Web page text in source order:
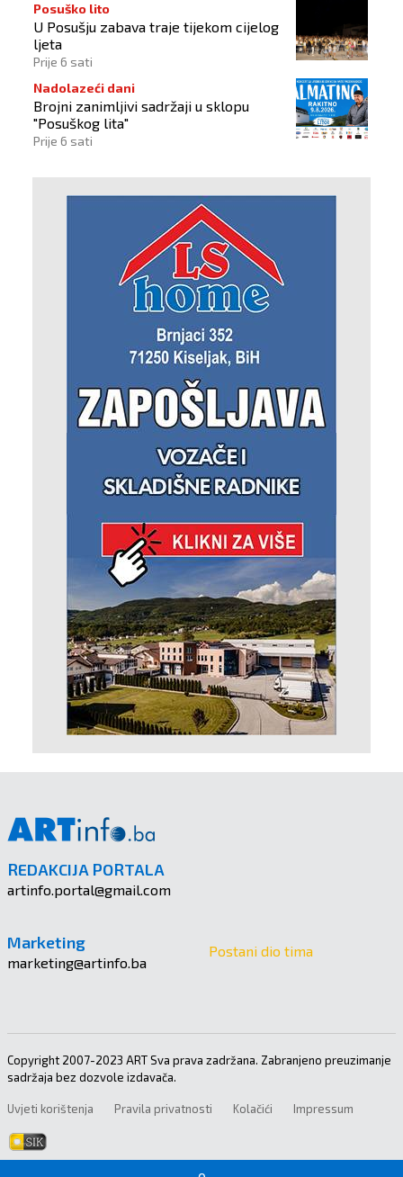
Posuško lito
U Posušju zabava traje tijekom cijelog
ljeta
Prije 6 sati
Nadolazeći dani
Brojni zanimljivi sadržaji u sklopu
"Posuškog lita"
Prije 6 sati
REDAKCIJA PORTALA
artinfo.portal@gmail.com
Marketing
marketing@artinfo.ba
Postani dio tima
Copyright 2007-2023 ART Sva prava zadržana. Zabranjeno preuzimanje
sadržaja bez dozvole izdavača.
Uvjeti korištenja Pravila privatnosti Kolačići Impressum